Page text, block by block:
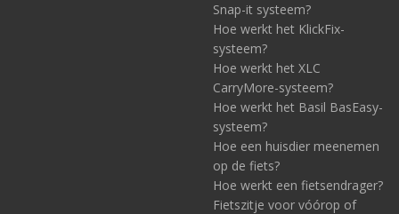
Snap-it systeem?
Hoe werkt het KlickFix-
systeem?
Hoe werkt het XLC
CarryMore-systeem?
Hoe werkt het Basil BasEasy-
systeem?
Hoe een huisdier meenemen
op de fiets?
Hoe werkt een fietsendrager?
Fietszitje voor vóórop of